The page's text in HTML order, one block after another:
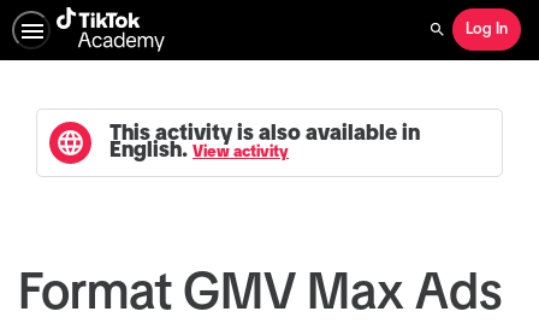
Search
Log In
This activity is also available in
English. View activity
Format GMV Max Ads